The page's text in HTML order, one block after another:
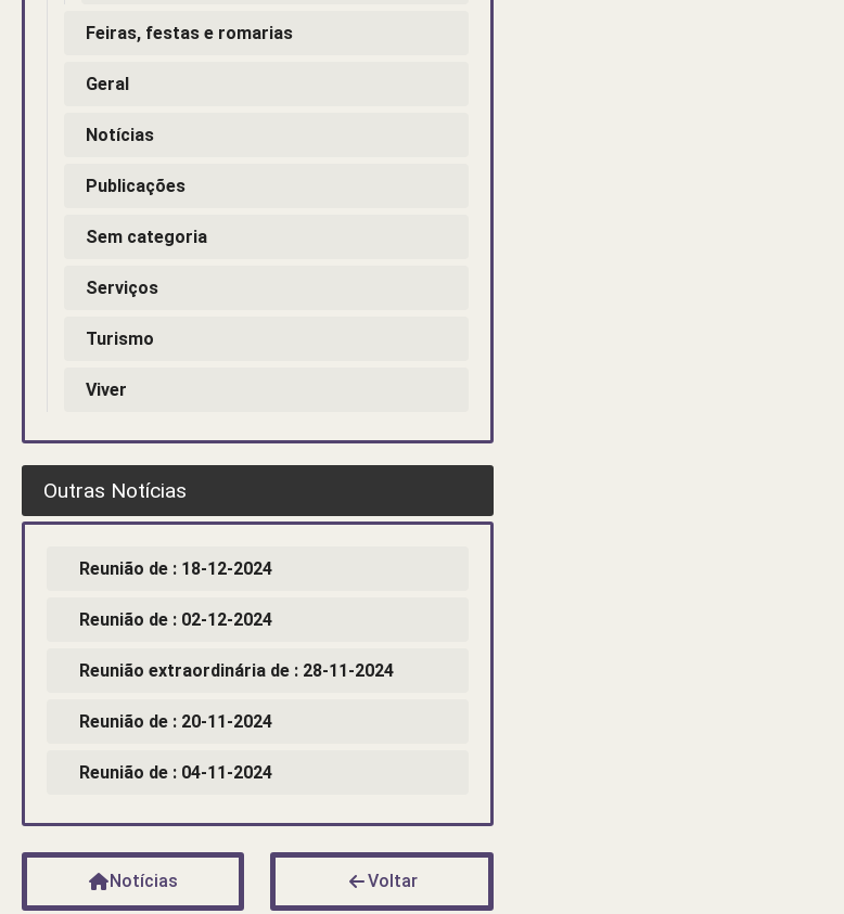
Feiras, festas e romarias
Geral
Notícias
Publicações
Sem categoria
Serviços
Turismo
Viver
Outras Notícias
Reunião de : 18-12-2024
Reunião de : 02-12-2024
Reunião extraordinária de : 28-11-2024
Reunião de : 20-11-2024
Reunião de : 04-11-2024
Notícias Voltar